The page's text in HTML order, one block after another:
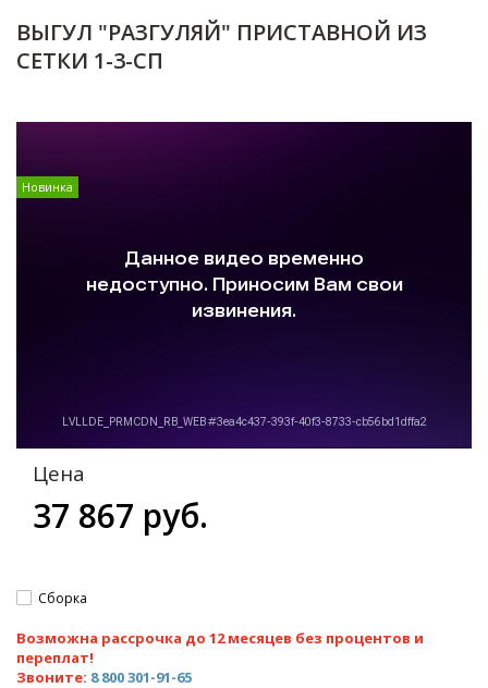
ВЫГУЛ "РАЗГУЛЯЙ" ПРИСТАВНОЙ ИЗ
СЕТКИ 1-3-СП
Новинка
Цена
37 867 руб.
Сборка
Возможна рассрочка до 12 месяцев без процентов и
переплат!
Звоните: 8 800 301-91-65